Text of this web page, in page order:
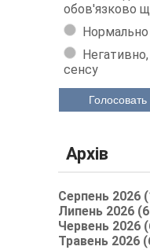
обов'язково
сенсу
Голосовать
Архів
Серпень 2026
Липень 2026
Червень 2026
Травень 2026